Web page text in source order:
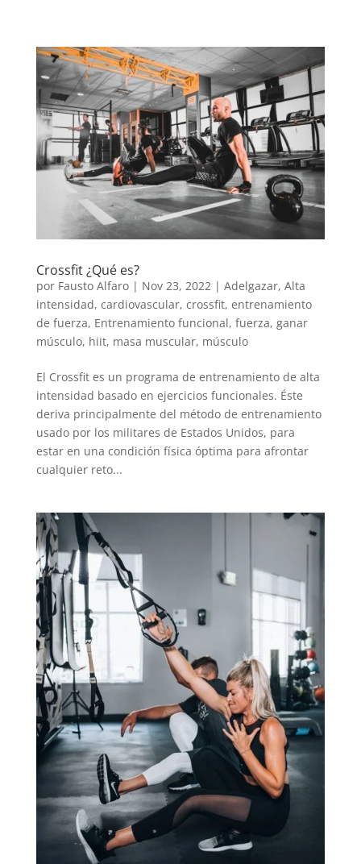
Crossfit ¿Qué es?
por Fausto Alfaro| Nov 23, 2022| Adelgazar, Alta
intensidad, cardiovascular, crossfit, entrenamiento
de fuerza, Entrenamiento funcional, fuerza, ganar
músculo, hiit, masa muscular, músculo
El Crossfit es un programa de entrenamiento de alta
intensidad basado en ejercicios funcionales. Éste
deriva principalmente del método de entrenamiento
usado por los militares de Estados Unidos, para
estar en una condición física óptima para afrontar
cualquier reto...